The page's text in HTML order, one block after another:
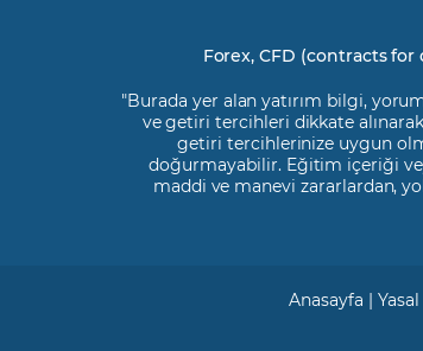
Forex, CFD (contracts
"Burada yer alan yatırım bilgi,
ve getiri tercihleri dikkate
getiri tercihlerinize uygun
doğurmayabilir. Eğitim içeriği
maddi ve manevi zararlardan,
Anasayfa |